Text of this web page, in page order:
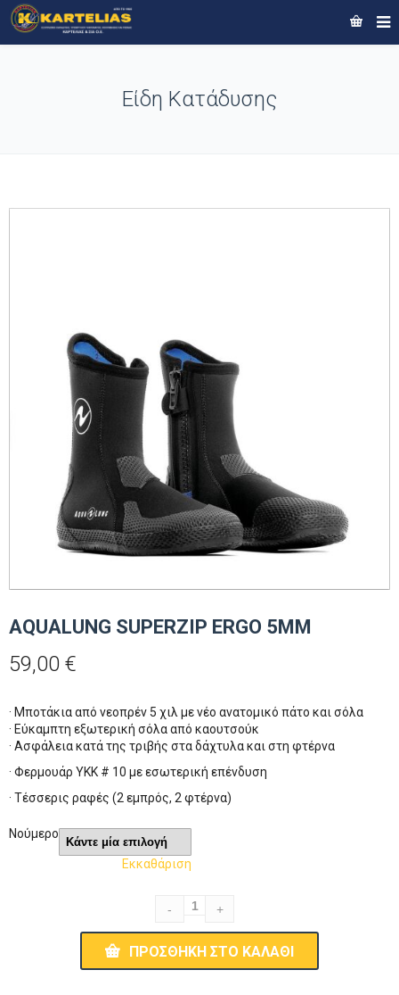
Είδη Κατάδυσης
AQUALUNG SUPERZIP ERGO 5MM
59,00 €
· Μποτάκια από νεοπρέν 5 χιλ με νέο ανατομικό πάτο και σόλα
· Εύκαμπτη εξωτερική σόλα από καουτσούκ
· Ασφάλεια κατά της τριβής στα δάχτυλα και στη φτέρνα
· Φερμουάρ ΥΚΚ # 10 με εσωτερική επένδυση
· Τέσσερις ραφές (2 εμπρός, 2 φτέρνα)
Νούμερο
Εκκαθάριση
ΠΡΟΣΘΉΚΗ ΣΤΟ ΚΑΛΆΘΙ